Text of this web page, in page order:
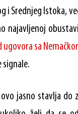
i Srednjeg Istoka,
najavljenoj
ugovora sa
signale.
jasno stavlja